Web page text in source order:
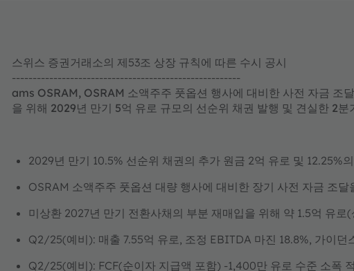
스위스 증권거래소의 제53조 상장 규칙에 따른 수시 공시
-------------------------------------------------------
ams OSRAM, OSRAM 소액주주 풋옵션 행사에 대비한 사전 자금 조
을 위해 2029년 만기 5억 유로 규모의 선순위 채권 발행 및 견실한 2분
2029년 만기 10.5% 선순위 채권의 추가 원금 2억 유로 및 12.25%
OSRAM 소액주주 풋옵션 대량 행사에 대비한 장기 사전 자금 조
미상환 2027년 만기 전환사채의 부분 재매입을 위해 약 1.5억 유
Q2/25(예비): 매출 7.55억 유로, 조정 EBITDA 마진 18.8%, 가이던
Q2/25(예비): FCF(순이자 지급액 포함) -1,400만 유로 수준 소폭